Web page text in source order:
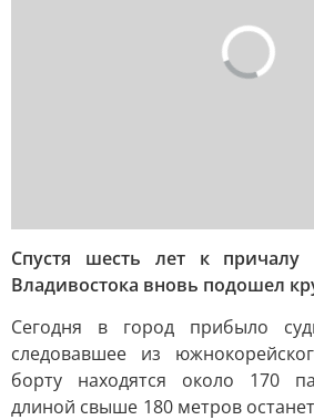
Спустя шесть лет к причалу
Владивостока вновь подошел
Сегодня в город прибыло
следовавшее из
борту находятся около 170
длиной свыше 180 метров